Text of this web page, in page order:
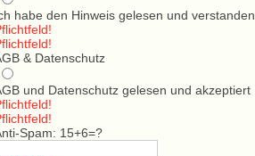
habe den Hinweis gelesen und verstanden
& Datenschutz
und Datenschutz gelesen und akzeptiert
Spam: 15+6=?